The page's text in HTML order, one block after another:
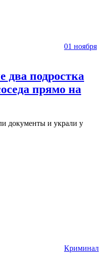
01 ноября
два подростка
прямо на
документы и украли у
Криминал